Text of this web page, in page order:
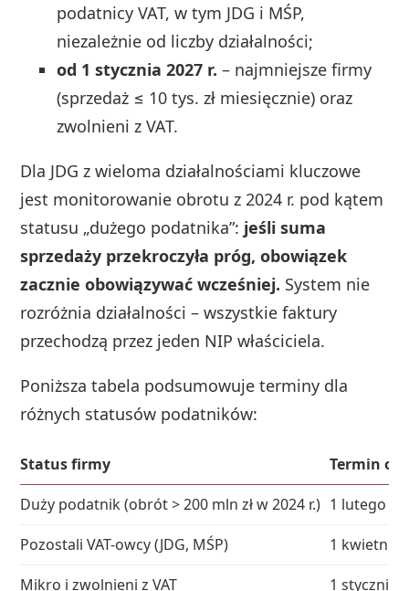
podatnicy VAT, w tym JDG i MŚP,
niezależnie od liczby działalności;
od 1 stycznia 2027 r. – najmniejsze firmy
(sprzedaż ≤ 10 tys. zł miesięcznie) oraz
zwolnieni z VAT.
Dla JDG z wieloma działalnościami kluczowe
jest monitorowanie obrotu z 2024 r. pod kątem
statusu „dużego podatnika”: jeśli suma
sprzedaży przekroczyła próg, obowiązek
zacznie obowiązywać wcześniej. System nie
rozróżnia działalności – wszystkie faktury
przechodzą przez jeden NIP właściciela.
Poniższa tabela podsumowuje terminy dla
różnych statusów podatników:
Status firmy
Termin
Duży podatnik (obrót > 200 mln zł w 2024 r.) 1 lutego
Pozostali VAT-owcy (JDG, MŚP)
1 kwietnia
Mikro i zwolnieni z VAT
1 stycznia